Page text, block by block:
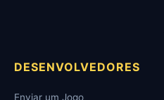
DESENVOLVEDORES
Enviar um Jogo